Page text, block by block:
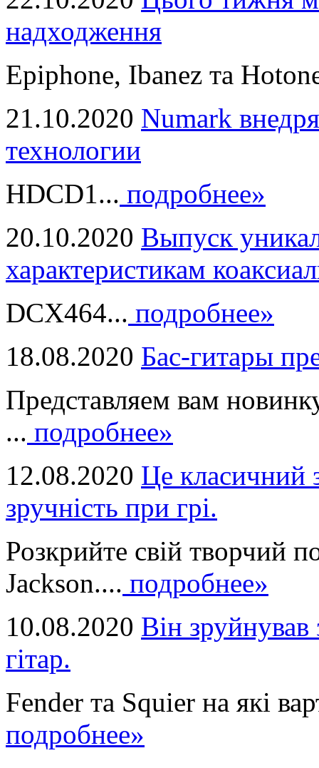
надходження
Epiphone, Ibanez та
21.10.2020 Numark
технологии
HDCD1... подробнее»
20.10.2020 Выпуск
характеристикам
DCX464... подробнее»
18.08.2020 Бас-гитары
Представляем вам
... подробнее»
12.08.2020 Це класичний
зручність при грі.
Розкрийте свій творчий
Jackson.... подробнее»
10.08.2020 Він
гітар.
Fender та Squier на які
подробнее»